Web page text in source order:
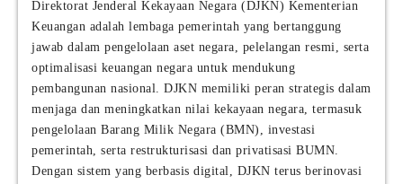
Direktorat Jenderal Kekayaan Negara (DJKN) Kementerian
Keuangan adalah lembaga pemerintah yang bertanggung
jawab dalam pengelolaan aset negara, pelelangan resmi, serta
optimalisasi keuangan negara untuk mendukung
pembangunan nasional. DJKN memiliki peran strategis dalam
menjaga dan meningkatkan nilai kekayaan negara, termasuk
pengelolaan Barang Milik Negara (BMN), investasi
pemerintah, serta restrukturisasi dan privatisasi BUMN.
Dengan sistem yang berbasis digital, DJKN terus berinovasi